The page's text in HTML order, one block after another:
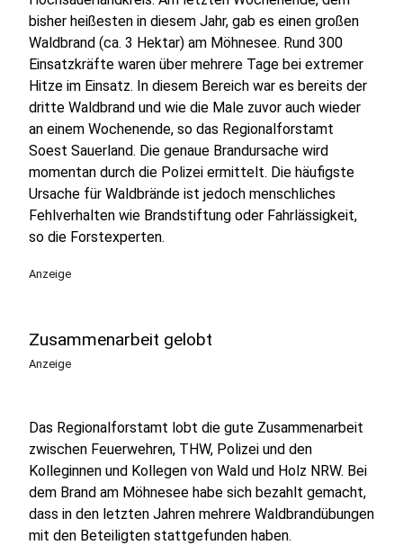
bisher heißesten in diesem Jahr, gab es einen großen
Waldbrand (ca. 3 Hektar) am Möhnesee. Rund 300
Einsatzkräfte waren über mehrere Tage bei extremer
Hitze im Einsatz. In diesem Bereich war es bereits der
dritte Waldbrand und wie die Male zuvor auch wieder
an einem Wochenende, so das Regionalforstamt
Soest Sauerland. Die genaue Brandursache wird
momentan durch die Polizei ermittelt. Die häufigste
Ursache für Waldbrände ist jedoch menschliches
Fehlverhalten wie Brandstiftung oder Fahrlässigkeit,
so die Forstexperten.
Anzeige
Zusammenarbeit gelobt
Anzeige
Das Regionalforstamt lobt die gute Zusammenarbeit
zwischen Feuerwehren, THW, Polizei und den
Kolleginnen und Kollegen von Wald und Holz NRW. Bei
dem Brand am Möhnesee habe sich bezahlt gemacht,
dass in den letzten Jahren mehrere Waldbrandübungen
mit den Beteiligten stattgefunden haben.